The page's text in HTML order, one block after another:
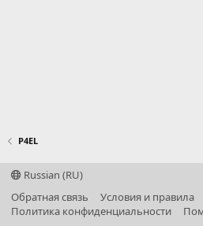
P4EL
Russian (RU)
Обратная связь
Условия и правила
Политика конфиденциальности